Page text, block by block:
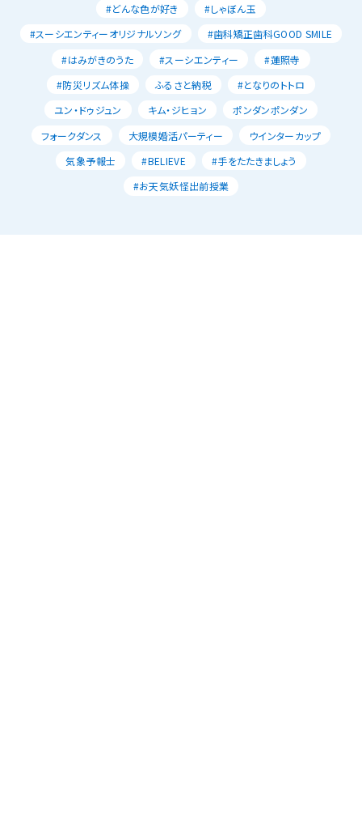
#どんな色が好き
#しゃぼん玉
#スーシエンティーオリジナルソング
#歯科矯正歯科GOOD SMILE
#はみがきのうた
#スーシエンティー
#蓮照寺
#防災リズム体操
ふるさと納税
#となりのトトロ
ユン・ドゥジュン
キム・ジヒョン
ポンダンポンダン
フォークダンス
大規模婚活パーティー
ウインターカップ
気象予報士
#BELIEVE
#手をたたきましょう
#お天気妖怪出前授業